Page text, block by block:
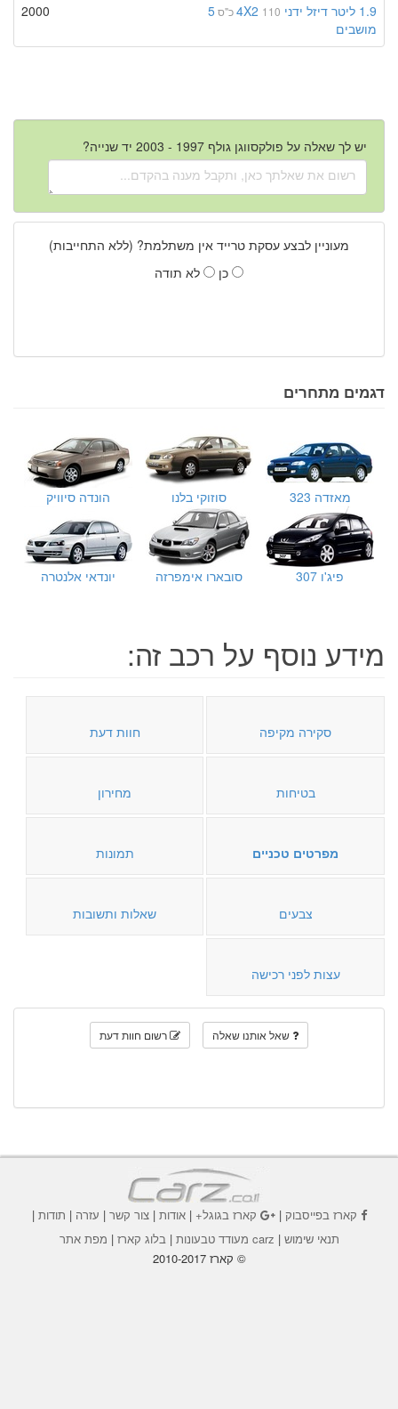
1.9 ליטר דיזל ידני 4X2 110 כ"ס
5
מושבים
2000
יש לך שאלה על פולקסווגן גולף 1997 - 2003 יד שנייה?
מעוניין לבצע עסקת טרייד אין משתלמת? (ללא התחייבות)
כן
לא תודה
דגמים מתחרים
מאזדה 323 סוזוקי בלנו הונדה סיוויק
פיג'ו 307 סובארו אימפרזה יונדאי אלנטרה
מידע נוסף על רכב זה:
סקירה מקיפה חוות דעת
בטיחות מחירון
מפרטים טכניים תמונות
צבעים שאלות ותשובות
עצות לפני רכישה
שאל אותנו שאלה רשום חוות דעת
קארז בפייסבוק| קארז בגוגל+|אודות |צור קשר | עזרה | תודות |
תנאי שימוש | carz מעודד טבעונות | בלוג קארז | מפת אתר
© קארז 2010-2017